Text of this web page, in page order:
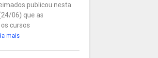
publicou nesta
06) que as
cursos
mais